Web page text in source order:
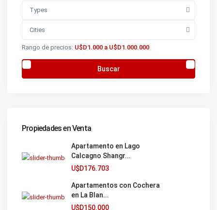
Types
Cities
Rango de precios: U$D1.000 a U$D1.000.000
Buscar
Propiedades en Venta
Apartamento en Lago
Calcagno Shangr...
U$D176.703
Apartamentos con Cochera
en La Blan...
U$D150.000